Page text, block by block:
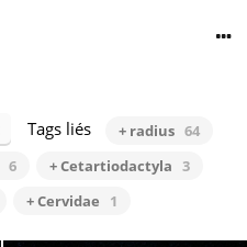
Tags liés + radius 64
6 + Cetartiodactyla 3
+ Cervidae 1